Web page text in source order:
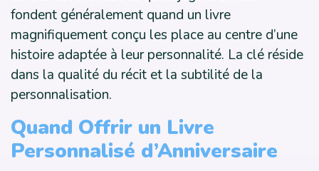
fondent généralement quand un livre
magnifiquement conçu les place au centre d’une
histoire adaptée à leur personnalité. La clé réside
dans la qualité du récit et la subtilité de la
personnalisation.
Quand Offrir un Livre
Personnalisé d’Anniversaire